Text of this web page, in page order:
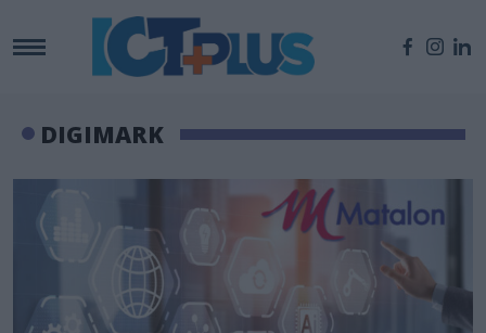
DIGIMARK